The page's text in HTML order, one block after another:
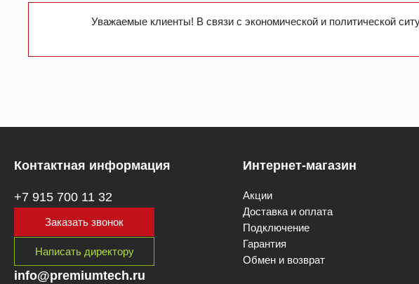
Уважаемые клиенты! В связи с экономической и политической
Контактная информация
+7 915 700 11 32
Заказать звонок
Написать директору
info@premiumtech.ru
Интернет-магазин
Акции
Доставка и оплата
Подключение
Гарантия
Обмен и возврат